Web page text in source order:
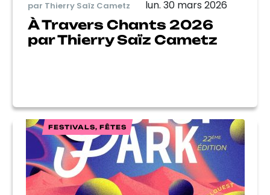
par Thierry Saïz Cametz lun. 30 mars 2026
À Travers Chants 2026
par Thierry Saïz Cametz
FESTIVALS, FÊTES